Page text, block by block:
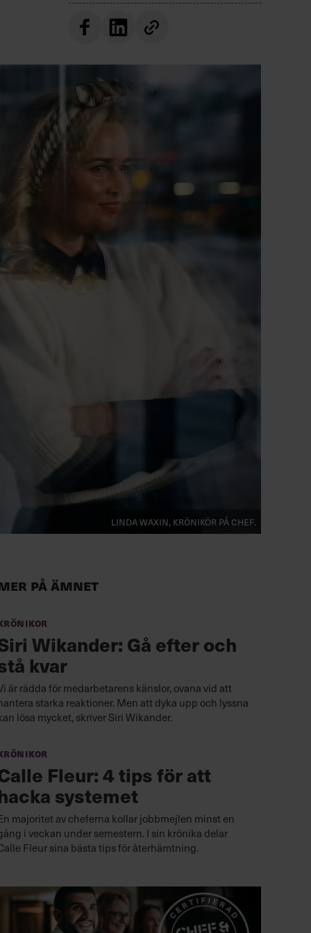
Linda Waxin, krönikör på Chef.
på ämnet
Wikander: Gå efter och
kvar
är rädda för medarbetarens känslor, ovana vid att
starka reaktioner. Men att dyka upp och lyssna
lösa mycket, skriver Siri Wikander.
Fleur: 4 tips för att
systemet
majoritet av cheferna kollar jobbmejlen minst en
i veckan under semestern. I sin krönika delar
Fleur sina bästa tips för återhämtning.